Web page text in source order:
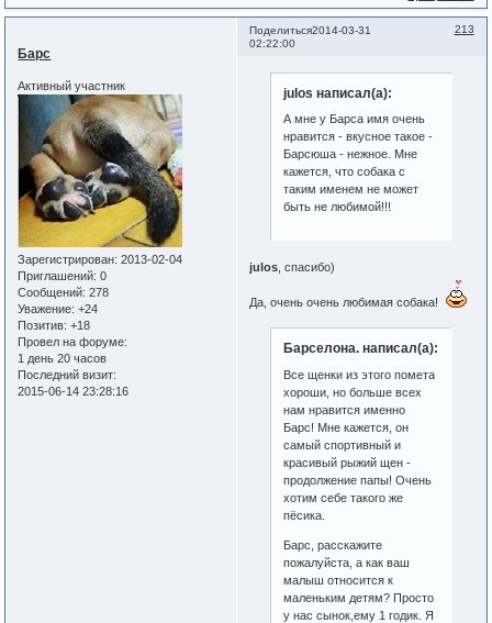
Поделиться 213
2014-03-31
02:22:00
Барс
Активный участник
Зарегистрирован: 2013-02-04
Приглашений: 0
Сообщений: 278
Уважение: +24
Позитив: +18
Провел на форуме:
1 день 20 часов
Последний визит:
2015-06-14 23:28:16
julos написал(а):
А мне у Барса имя очень
нравится - вкусное такое -
Барсюша - нежное. Мне
кажется, что собака с
таким именем не может
быть не любимой!!!
julos, спасибо)
Да, очень очень любимая собака!
Барселона. написал(а):
Все щенки из этого помета
хороши, но больше всех
нам нравится именно
Барс! Мне кажется, он
самый спортивный и
красивый рыжий щен -
продолжение папы! Очень
хотим себе такого же
пёсика.
Барс, расскажите
пожалуйста, а как ваш
малыш относится к
маленьким детям? Просто
у нас сынок,ему 1 годик. Я